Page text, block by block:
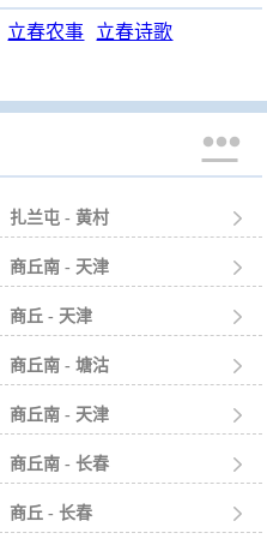
立春农事
立春诗歌

扎兰屯 - 黄村 
商丘南 - 天津 
商丘 - 天津 
商丘南 - 塘沽 
商丘南 - 天津 
商丘南 - 长春 
商丘 - 长春 